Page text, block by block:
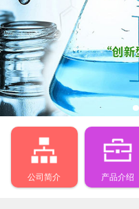
公司简介 产品介绍